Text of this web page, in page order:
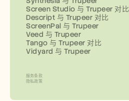
Screen Studio 与 Trupeer 对比
Descript 与 Trupeer 对比
ScreenPal 与 Trupeer
Veed 与 Trupeer
Tango 与 Trupeer 对比
Vidyard 与 Trupeer
服务条款
隐私政策